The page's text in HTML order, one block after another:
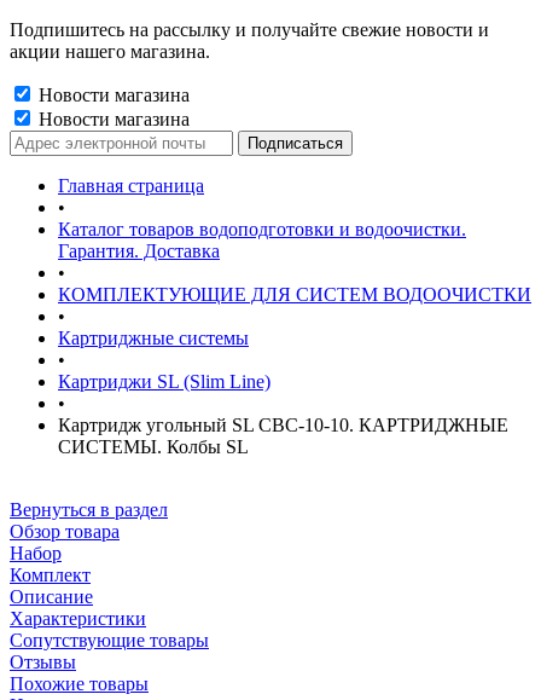
Подпишитесь на рассылку и получайте свежие новости и
акции нашего магазина.
Новости магазина
Новости магазина
Главная страница
•
Каталог товаров водоподготовки и водоочистки.
Гарантия. Доставка
•
КОМПЛЕКТУЮЩИЕ ДЛЯ СИСТЕМ ВОДООЧИСТКИ
•
Картриджные системы
•
Картриджи SL (Slim Line)
•
Картридж угольный SL CBC-10-10. КАРТРИДЖНЫЕ
СИСТЕМЫ. Колбы SL
Вернуться в раздел
Обзор товара
Набор
Комплект
Описание
Характеристики
Сопутствующие товары
Отзывы
Похожие товары